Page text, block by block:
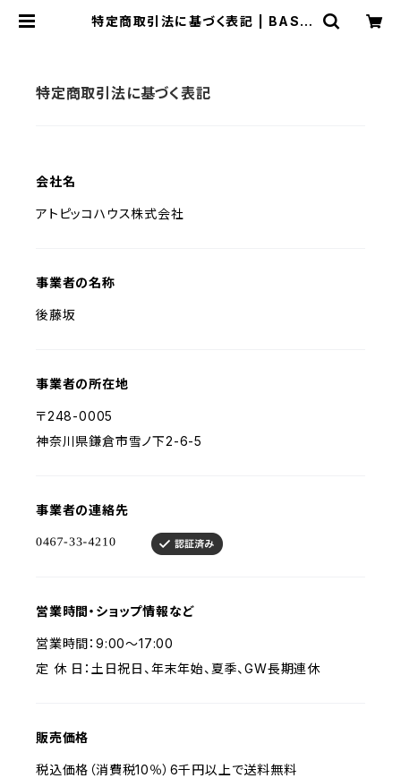
特定商取引法に基づく表記 | BASE
特定商取引法に基づく表記
会社名
アトピッコハウス株式会社
事業者の名称
後藤坂
事業者の所在地
〒248-0005
神奈川県鎌倉市雪ノ下2-6-5
事業者の連絡先
営業時間・ショップ情報など
営業時間：9:00～17:00
定 休 日：土日祝日、年末年始、夏季、GW長期連休
販売価格
税込価格（消費税10％）6千円以上で送料無料